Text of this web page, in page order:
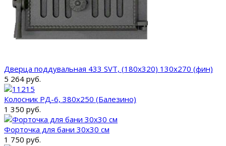
Дверца поддувальная 433 SVT, (180х320) 130х270 (фин)
5 264 руб.
Колосник РД-6, 380х250 (Балезино)
1 350 руб.
Форточка для бани 30x30 см
1 750 руб.